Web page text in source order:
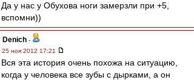
Да у нас у Обухова ноги замерзли при +5,
вспомни))
Denich -
25 ноя 2012 17:21
Вся эта история очень похожа на ситуацию,
когда у человека все зубы с дырками, а он